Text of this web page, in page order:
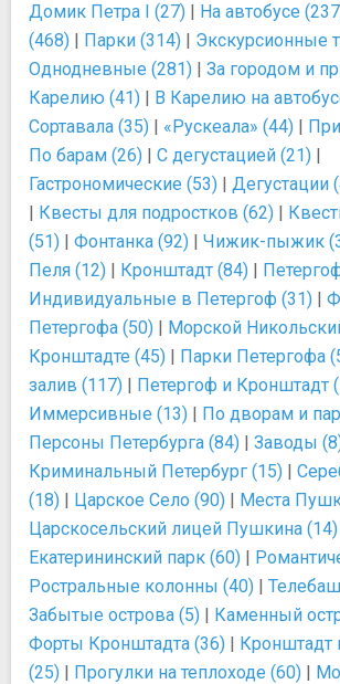
Домик Петра I (27) | На автобусе
(468) | Парки (314) | Экскурсионные
Однодневные (281) | За городом и
Карелию (41) | В Карелию на
Сортавала (35) | «Рускеала» (44) |
По барам (26) | С дегустацией (21) |
Гастрономические (53) | Дегустации
| Квесты для подростков (62) |
(51) | Фонтанка (92) | Чижик-пыжик
Пеля (12) | Кронштадт (84) |
Индивидуальные в Петергоф (31) |
Петергофа (50) | Морской
Кронштадте (45) | Парки Петергофа
залив (117) | Петергоф и Кронштадт
Иммерсивные (13) | По дворам и
Персоны Петербурга (84) | Заводы
Криминальный Петербург (15) |
(18) | Царское Село (90) | Места
Царскосельский лицей Пушкина (14)
Екатерининский парк (60) |
Ростральные колонны (40) |
Забытые острова (5) | Каменный
Форты Кронштадта (36) | Кронштадт
(25) | Прогулки на теплоходе (60) |